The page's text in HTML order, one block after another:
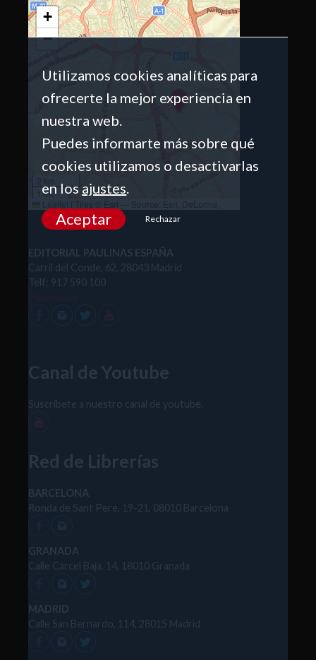
+
−
1 mi
Leaflet
NAVTEQ, USGS, Intermap, iPC, NRCAN, Esri Japan,
METI, Esri China (Hong Kong), Esri (Thailand),
EDITORIAL PAULINAS ESPAÑA
Carril del Conde, 62, 28043 Madrid
Telf: 917 590 100
Canal de Youtube
Suscríbete a nuestro canal de youtube.
Red de Librerías
BARCELONA
Ronda de Sant Pere, 19-21, 08010 Barcelona
GRANADA
Calle Cárcel Baja, 14, 18010 Granada
MADRID
Calle San Bernardo, 114, 28015 Madrid
Utilizamos cookies analíticas para
ofrecerte la mejor experiencia en
nuestra web.
Puedes informarte más sobre qué
cookies utilizamos o desactivarlas
en los ajustes.
Aceptar Rechazar